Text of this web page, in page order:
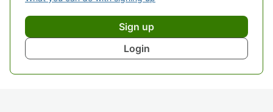
Sign up
Login